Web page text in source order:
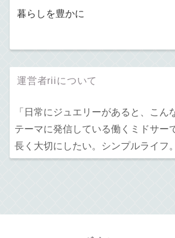
暮らしを豊かに
運営者riiについて
「日常にジュエリーがあると、こん
テーマに発信している働くミドサー
長く大切にしたい。シンプルライフ。